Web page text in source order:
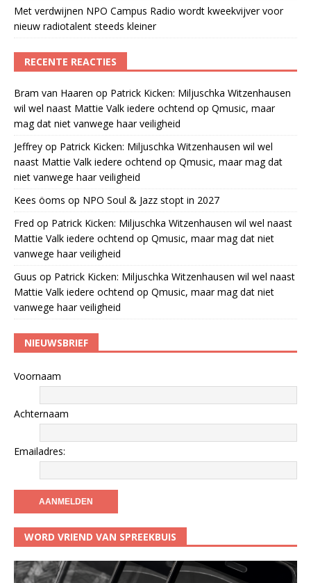
Met verdwijnen NPO Campus Radio wordt kweekvijver voor
nieuw radiotalent steeds kleiner
RECENTE REACTIES
Bram van Haaren op Patrick Kicken: Miljuschka Witzenhausen
wil wel naast Mattie Valk iedere ochtend op Qmusic, maar
mag dat niet vanwege haar veiligheid
Jeffrey op Patrick Kicken: Miljuschka Witzenhausen wil wel
naast Mattie Valk iedere ochtend op Qmusic, maar mag dat
niet vanwege haar veiligheid
Kees öoms op NPO Soul & Jazz stopt in 2027
Fred op Patrick Kicken: Miljuschka Witzenhausen wil wel naast
Mattie Valk iedere ochtend op Qmusic, maar mag dat niet
vanwege haar veiligheid
Guus op Patrick Kicken: Miljuschka Witzenhausen wil wel naast
Mattie Valk iedere ochtend op Qmusic, maar mag dat niet
vanwege haar veiligheid
NIEUWSBRIEF
Voornaam
Achternaam
Emailadres:
WORD VRIEND VAN SPREEKBUIS